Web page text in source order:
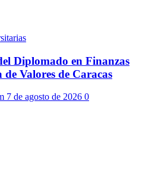
Diplomado en Finanzas
de Valores de Caracas
7 de agosto de 2026 0